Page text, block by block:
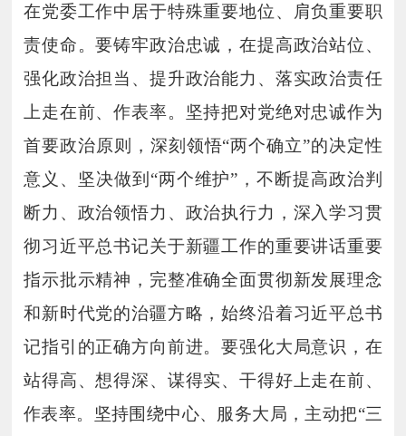
在党委工作中居于特殊重要地位、肩负重要职
责使命。要铸牢政治忠诚，在提高政治站位、
强化政治担当、提升政治能力、落实政治责任
上走在前、作表率。坚持把对党绝对忠诚作为
首要政治原则，深刻领悟“两个确立”的决定性
意义、坚决做到“两个维护”，不断提高政治判
断力、政治领悟力、政治执行力，深入学习贯
彻习近平总书记关于新疆工作的重要讲话重要
指示批示精神，完整准确全面贯彻新发展理念
和新时代党的治疆方略，始终沿着习近平总书
记指引的正确方向前进。要强化大局意识，在
站得高、想得深、谋得实、干得好上走在前、
作表率。坚持围绕中心、服务大局，主动把“三